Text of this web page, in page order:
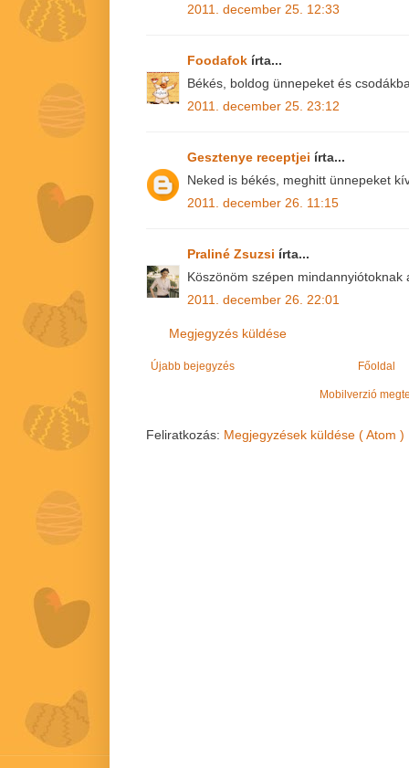
2011. december 25. 12:33
Foodafok írta...
Békés, boldog ünnepeket és
2011. december 25. 23:12
Gesztenye receptjei írta...
Neked is békés, meghitt ünnepeket
2011. december 26. 11:15
Praliné Zsuzsi írta...
Köszönöm szépen mindannyiótoknak
2011. december 26. 22:01
Megjegyzés küldése
Újabb bejegyzés Főoldal
Mobilverzió
Feliratkozás: Megjegyzések küldése ( Atom )